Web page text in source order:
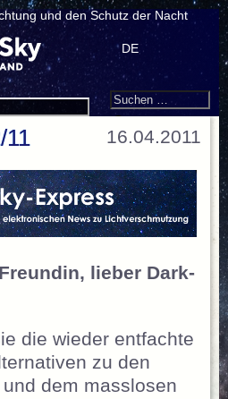
und den Schutz der Nacht
DE
Search
Suchen
16.04.2011
11
lieber Dark-
die wieder entfachte
zu den
dem masslosen